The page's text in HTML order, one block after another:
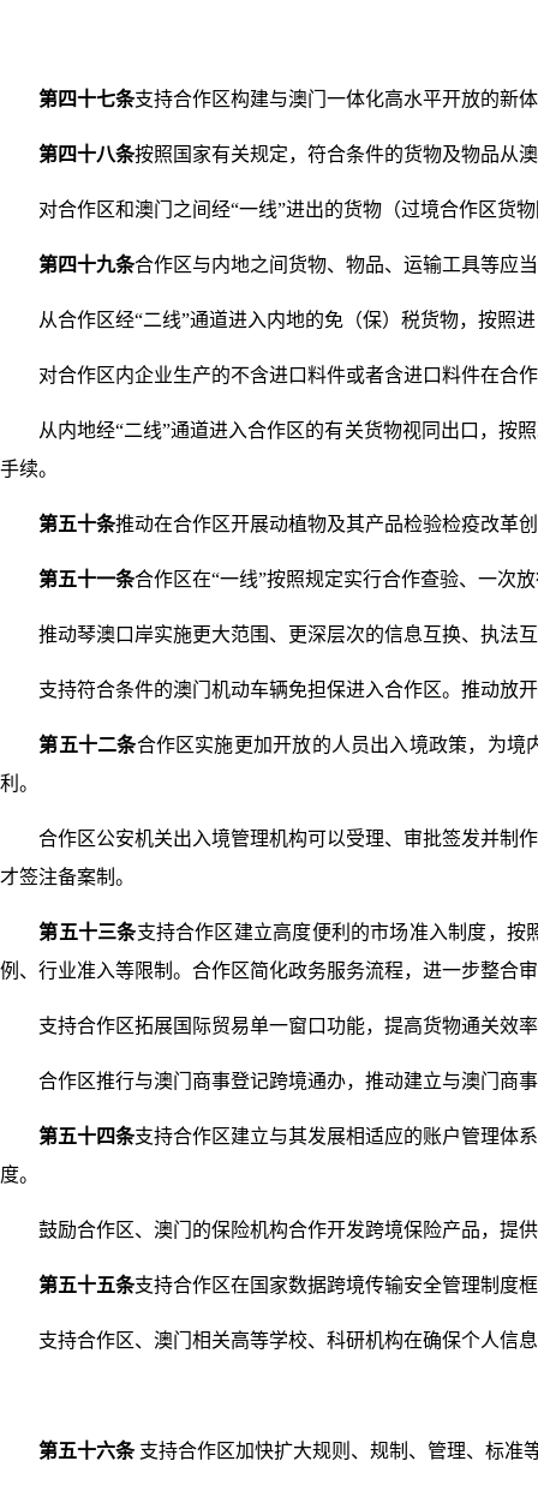
第四十七条支持合作区构建与澳门一体化高水平开放的新
第四十八条按照国家有关规定，符合条件的货物及物品从
对合作区和澳门之间经“一线”进出的货物（过境合作区货
第四十九条合作区与内地之间货物、物品、运输工具等应
从合作区经“二线”通道进入内地的免（保）税货物，按照
对合作区内企业生产的不含进口料件或者含进口料件在合作
从内地经“二线”通道进入合作区的有关货物视同出口，按照
手续。
第五十条推动在合作区开展动植物及其产品检验检疫改革
第五十一条合作区在“一线”按照规定实行合作查验、一次
推动琴澳口岸实施更大范围、更深层次的信息互换、执法
支持符合条件的澳门机动车辆免担保进入合作区。推动放开
第五十二条合作区实施更加开放的人员出入境政策，为
利。
合作区公安机关出入境管理机构可以受理、审批签发并制作
才签注备案制。
第五十三条支持合作区建立高度便利的市场准入制度，
例、行业准入等限制。合作区简化政务服务流程，进一步整合
支持合作区拓展国际贸易单一窗口功能，提高货物通关效率
合作区推行与澳门商事登记跨境通办，推动建立与澳门商事
第五十四条支持合作区建立与其发展相适应的账户管理体
度。
鼓励合作区、澳门的保险机构合作开发跨境保险产品，提
第五十五条支持合作区在国家数据跨境传输安全管理制度
支持合作区、澳门相关高等学校、科研机构在确保个人信
第五十六条 支持合作区加快扩大规则、规制、管理、标准